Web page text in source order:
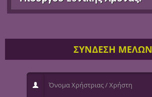
ΣΥΝΔΕΣΗ ΜΕΛΩΝ
Όνομα Χρήστριας / Χρήστη